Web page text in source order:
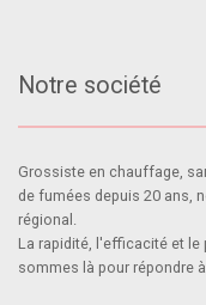
Notre société
Grossiste en chauffage,
de fumées depuis 20 ans,
régional.
La rapidité, l'efficacité et
sommes là pour répondre